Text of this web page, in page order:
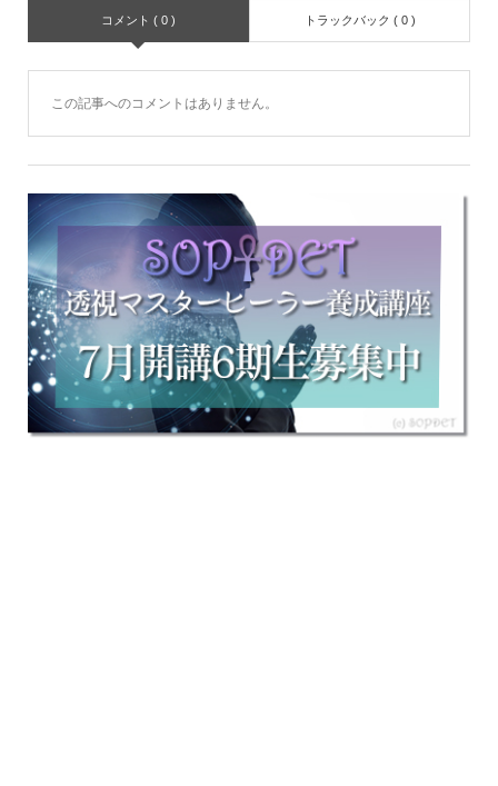
コメント ( 0 ) トラックバック ( 0 )
この記事へのコメントはありません。